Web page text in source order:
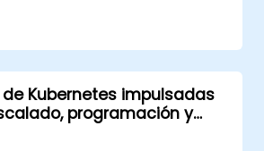
eficiente de servicios.
y mantener la salud de los
en producción.
mejores prácticas de
cumplimiento en entornos de
Kubernetes impulsadas
programación y
recursos